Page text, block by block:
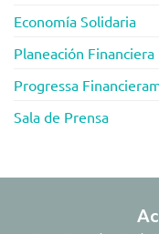
Economía Solidaria
Planeación Financiera
Progressa
Sala de Prensa